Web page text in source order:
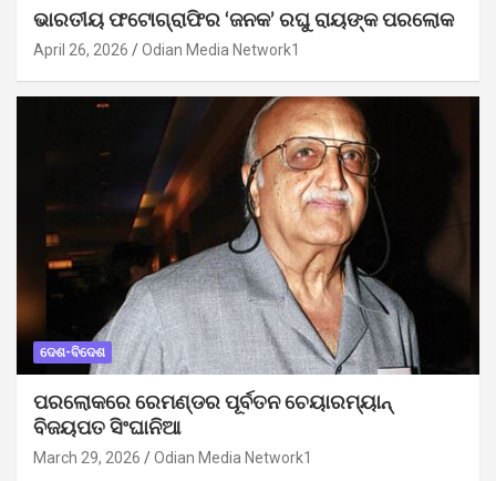
ଭାରତୀୟ ଫଟୋଗ୍ରାଫିର ‘ଜନକ’ ରଘୁ ରାୟଙ୍କ ପରଲୋକ
April 26, 2026 Odian Media Network1
ଦେଶ-ବିଦେଶ
ପରଲୋକରେ ରେମଣ୍ଡର ପୂର୍ବତନ ଚେୟାରମ୍ୟାନ୍
ବିଜୟପତ ସିଂଘାନିଆ
March 29, 2026 Odian Media Network1